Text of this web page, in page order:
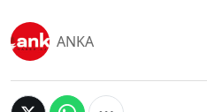
ANKA